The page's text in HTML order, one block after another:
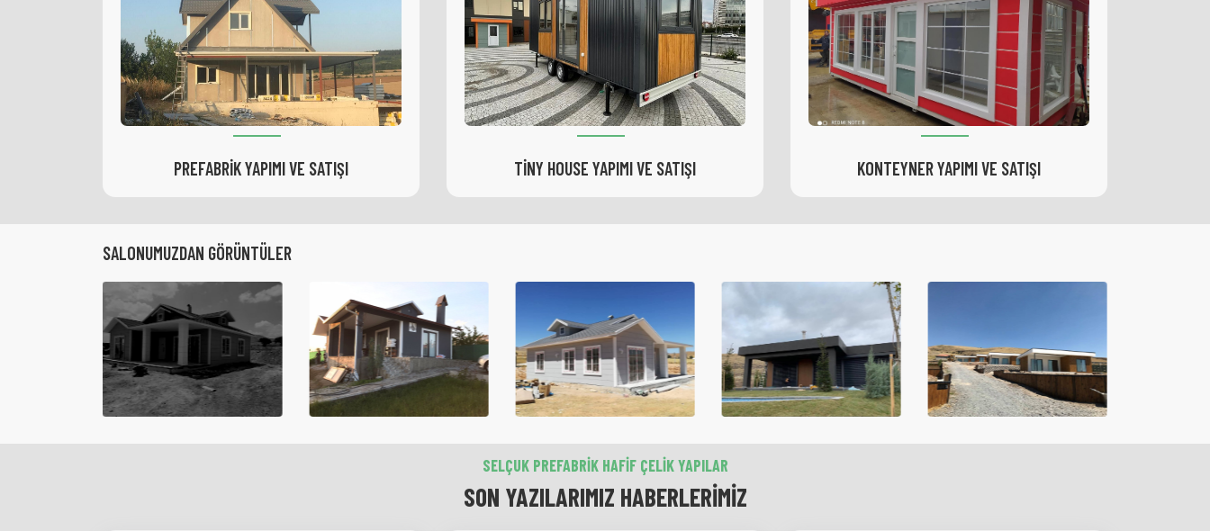
TINY HOUSE YAPIMI VE SATIŞI KONTEYNER YAPIMI VE SATIŞI HAFIF ÇELIK YAPILAR MONTAJI VE SATIŞI
SALONUMUZDAN GÖRÜNTÜLER
SELÇUK PREFABRIK HAFIF ÇELIK YAPILAR
SON YAZILARIMIZ HABERLERIMIZ